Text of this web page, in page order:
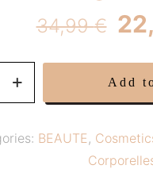
34,99€
Add
BEAUTE,